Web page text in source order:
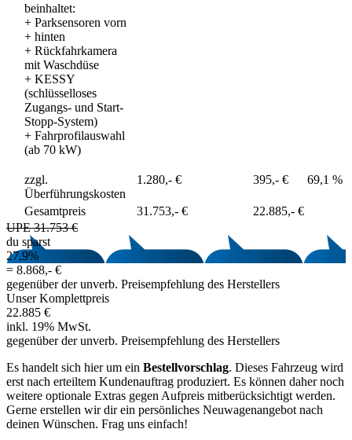
beinhaltet:
+ Parksensoren vorn
+ hinten
+ Rückfahrkamera
mit Waschdüse
+ KESSY
(schlüsselloses
Zugangs- und Start-
Stopp-System)
+ Fahrprofilauswahl
(ab 70 kW)
zzgl.
Überführungskosten
1.280,- € 395,- € 69,1 %
Gesamtpreis 31.753,- €
22.885,- €
UPE 31.753 €
du sparst
27,9%
= 8.868,- €
gegenüber der unverb. Preisempfehlung des Herstellers
Unser Komplettpreis
22.885 €
inkl. 19% MwSt.
gegenüber der unverb. Preisempfehlung des Herstellers
Es handelt sich hier um ein Bestellvorschlag. Dieses Fahrzeug wird
erst nach erteiltem Kundenauftrag produziert. Es können daher noch
weitere optionale Extras gegen Aufpreis mitberücksichtigt werden.
Gerne erstellen wir dir ein persönliches Neuwagenangebot nach
deinen Wünschen. Frag uns einfach!